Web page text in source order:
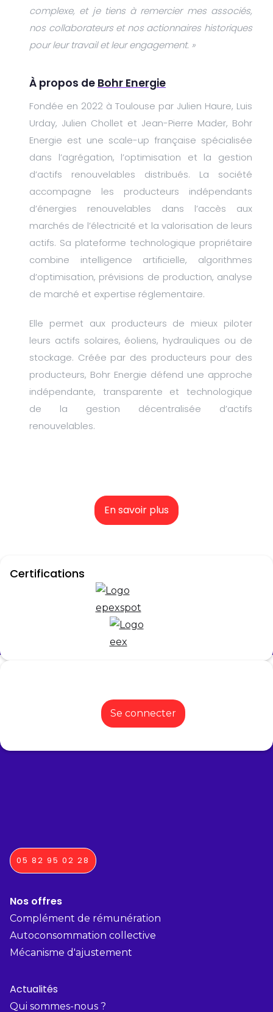
complexe, et je tiens à remercier mes associés,
nos collaborateurs et nos actionnaires historiques
pour leur travail et leur engagement. »
À propos de Bohr Energie
Fondée en 2022 à Toulouse par Julien Haure, Luis
Urday, Julien Chollet et Jean-Pierre Mader, Bohr
Energie est une scale-up française spécialisée
dans l’agrégation, l’optimisation et la gestion
d’actifs renouvelables distribués. La société
accompagne les producteurs indépendants
d’énergies renouvelables dans l’accès aux
marchés de l’électricité et la valorisation de leurs
actifs. Sa plateforme technologique propriétaire
combine intelligence artificielle, algorithmes
d’optimisation, prévisions de production, analyse
de marché et expertise réglementaire.
Elle permet aux producteurs de mieux piloter
leurs actifs solaires, éoliens, hydrauliques ou de
stockage. Créée par des producteurs pour des
producteurs, Bohr Energie défend une approche
indépendante, transparente et technologique
de la gestion décentralisée d’actifs
renouvelables.
En savoir plus
Certifications
Se connecter
05 82 95 02 28
Nos offres
Complément de rémunération
Autoconsommation collective
Mécanisme d'ajustement
Actualités
Qui sommes-nous ?